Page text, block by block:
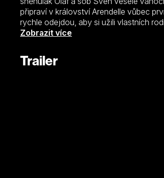
připraví v království Arendelle vůbec
rychle odejdou, aby si užili vlastních
samy žádné rodinné tradice nemají. A
Zobrazit více
Trailer